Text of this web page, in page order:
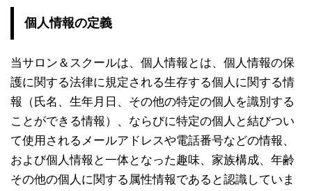
個人情報の定義
当サロン＆スクールは、個人情報とは、個人情報の保
護に関する法律に規定される生存する個人に関する情
報（氏名、生年月日、その他の特定の個人を識別する
ことができる情報）、ならびに特定の個人と結びつい
て使用されるメールアドレスや電話番号などの情報、
および個人情報と一体となった趣味、家族構成、年齢
その他の個人に関する属性情報であると認識していま